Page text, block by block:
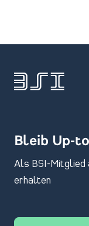
Bleib Up-
Als BSI-Mitglied
erhalten